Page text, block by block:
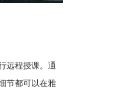
远程授课。通
节都可以在雅